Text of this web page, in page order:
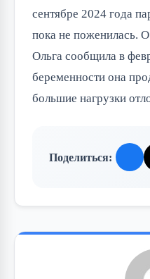
сентябре 2024 года
пока не поженилась.
Ольга сообщила в
беременности она
большие нагрузки
Поделиться: